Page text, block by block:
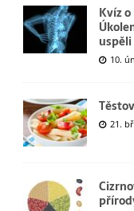
Kvíz
10.
21.